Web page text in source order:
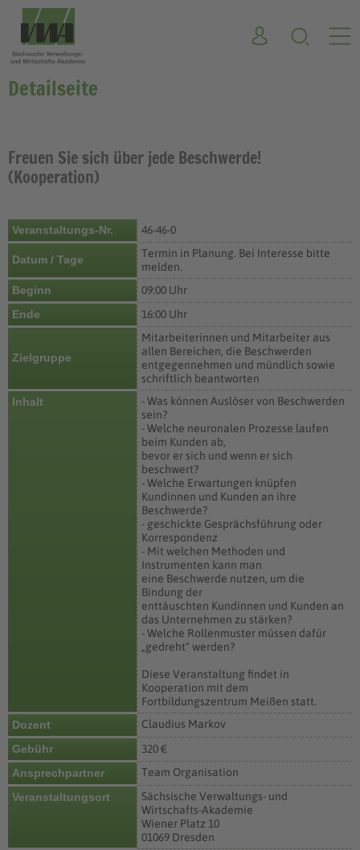
Detailseite
Freuen Sie sich über jede Beschwerde!
(Kooperation)
Veranstaltungs-Nr. 46-46-0
Datum / Tage
Termin in Planung. Bei Interesse bitte
melden.
Beginn
09:00 Uhr
Ende
16:00 Uhr
Zielgruppe
Mitarbeiterinnen und Mitarbeiter aus
allen Bereichen, die Beschwerden
entgegennehmen und mündlich sowie
schriftlich beantworten
Inhalt
- Was können Auslöser von Beschwerden
sein?
- Welche neuronalen Prozesse laufen
beim Kunden ab,
bevor er sich und wenn er sich
beschwert?
- Welche Erwartungen knüpfen
Kundinnen und Kunden an ihre
Beschwerde?
- geschickte Gesprächsführung oder
Korrespondenz
- Mit welchen Methoden und
Instrumenten kann man
eine Beschwerde nutzen, um die
Bindung der
enttäuschten Kundinnen und Kunden an
das Unternehmen zu stärken?
- Welche Rollenmuster müssen dafür
„gedreht“ werden?
Diese Veranstaltung findet in
Kooperation mit dem
Fortbildungszentrum Meißen statt.
Dozent
Claudius Markov
Gebühr
320 €
Ansprechpartner
Team Organisation
Veranstaltungsort
Sächsische Verwaltungs- und
Wirtschafts-Akademie
Wiener Platz 10
01069 Dresden